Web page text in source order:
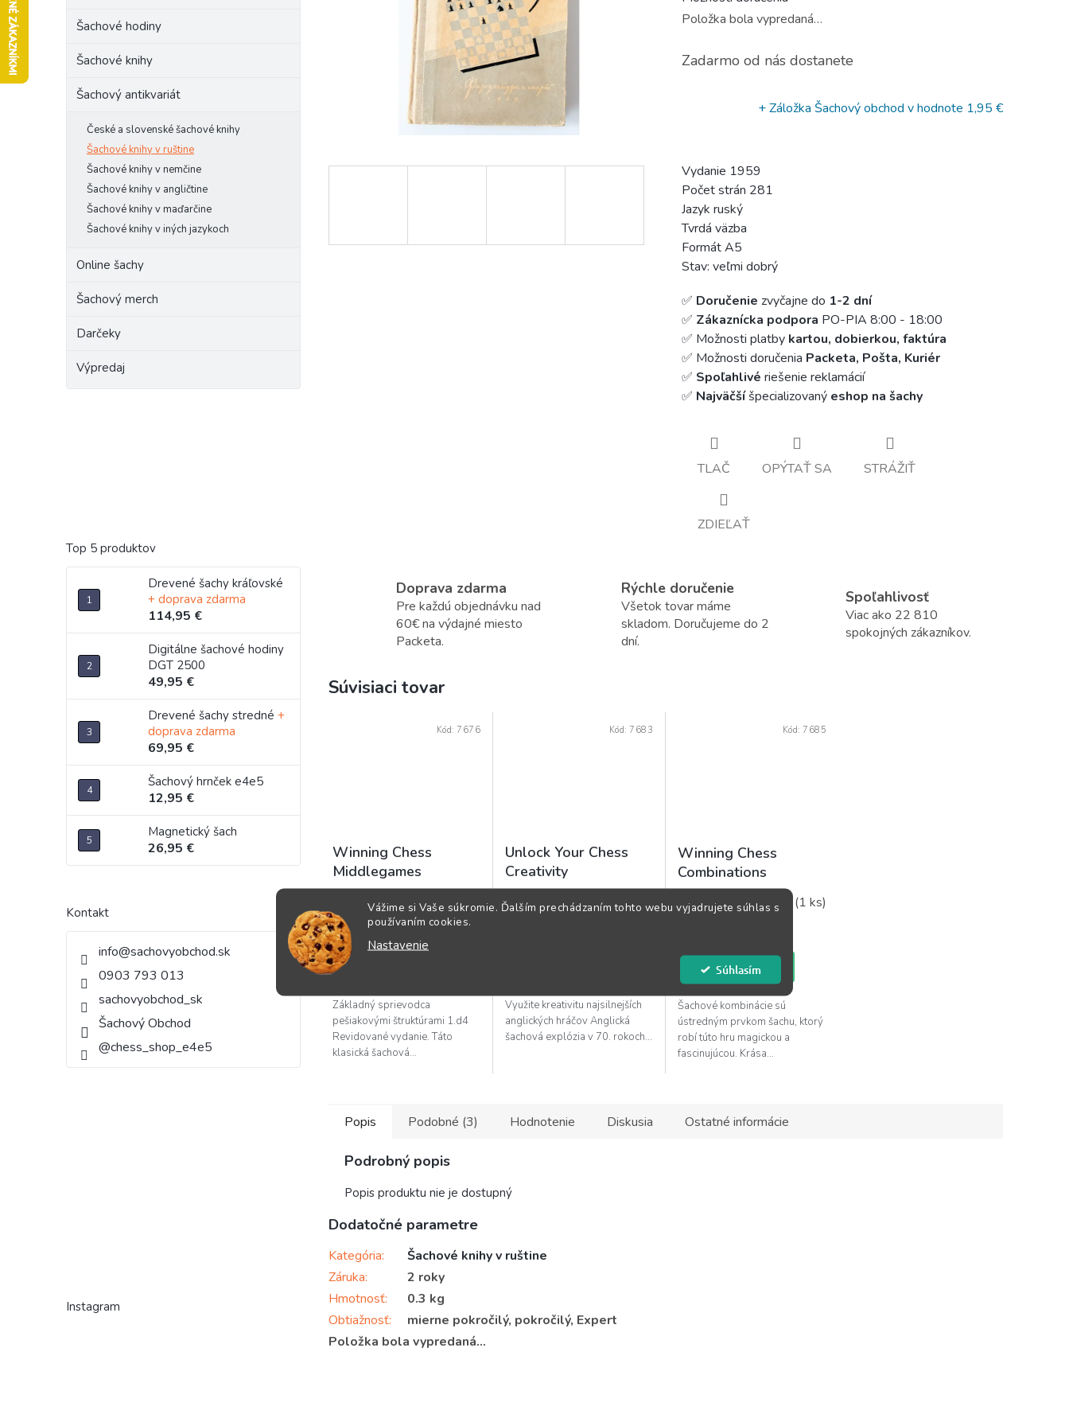
Vážime si Vaše súkromie. Ďalším prechádzaním tohto webu vyjadrujete súhlas s
používaním cookies.
Nastavenie
Súhlasím
Šachové hodiny
Šachové knihy
Šachový antikvariát
České a slovenské šachové knihy
Šachové knihy v ruštine
Šachové knihy v nemčine
Šachové knihy v angličtine
Šachové knihy v maďarčine
Šachové knihy v iných jazykoch
Online šachy
Šachový merch
Darčeky
Výpredaj
Top 5 produktov
Drevené šachy kráľovské
+ doprava zdarma
114,95 €
Digitálne šachové hodiny
DGT 2500
49,95 €
Drevené šachy stredné +
doprava zdarma
69,95 €
Šachový hrnček e4e5
12,95 €
Magnetický šach
26,95 €
Kontakt
info@sachovyobchod.sk
0903 793 013
sachovyobchod_sk
Šachový Obchod
@chess_shop_e4e5
Instagram
Položka bola vypredaná…
Zadarmo od nás dostanete
+ Záložka Šachový obchod v hodnote 1,95 €
Vydanie 1959
Počet strán 281
Jazyk ruský
Tvrdá väzba
Formát A5
Stav: veľmi dobrý
✅ Doručenie zvyčajne do 1-2 dní
✅ Zákaznícka podpora PO-PIA 8:00 - 18:00
✅ Možnosti platby kartou, dobierkou, faktúra
✅ Možnosti doručenia Packeta, Pošta, Kuriér
✅ Spoľahlivé riešenie reklamácií
✅ Najväčšíšpecializovaný eshop na šachy
TLAČ OPÝTAŤ SA STRÁŽIŤ
ZDIEĽAŤ
Doprava zdarma
Pre každú objednávku nad
60€ na výdajné miesto
Packeta.
Rýchle doručenie
Všetok tovar máme
skladom. Doručujeme do 2
dní.
Spoľahlivosť
Viac ako 22 810
spokojných zákazníkov.
Súvisiaci tovar
Winning Chess
Middlegames
Skladom (1 ks)
32,95 €
DO KOŠÍKA
Základný sprievodca
pešiakovými štruktúrami 1.d4
Revidované vydanie. Táto
klasická šachová...
Kód: 7676
Unlock Your Chess
Creativity
Skladom(1 ks)
Využite kreativitu najsilnejších
anglických hráčov Anglická
šachová explózia v 70. rokoch...
Kód: 7683
Winning Chess
Combinations
Skladom (1 ks)
DO KOŠÍKA
Šachové kombinácie sú
ústredným prvkom šachu, ktorý
robí túto hru magickou a
fascinujúcou. Krása...
Kód: 7685
Popis Podobné (3) Hodnotenie Diskusia Ostatné informácie
Podrobný popis
Popis produktu nie je dostupný
Dodatočné parametre
Kategória:
Šachové knihy v ruštine
Záruka:
2 roky
Hmotnosť:
0.3 kg
Obtiažnosť:
mierne pokročilý, pokročilý, Expert
Položka bola vypredaná…